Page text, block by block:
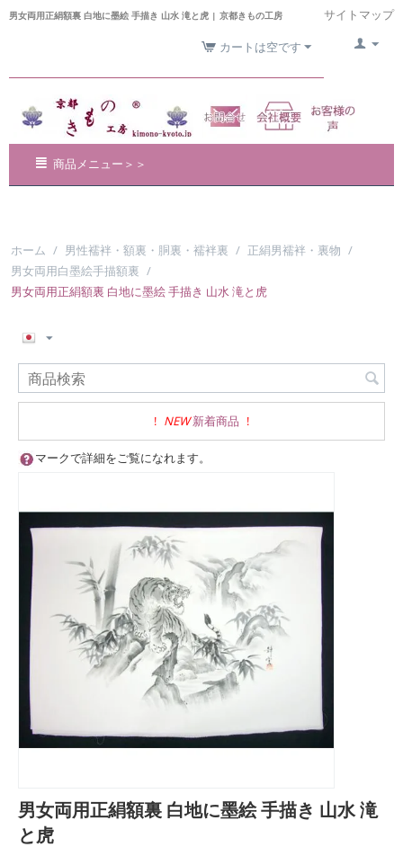
男女両用正絹額裏 白地に墨絵 手描き 山水 滝と虎 | 京都きもの工房
サイトマップ
カートは空です
商品メニュー＞＞
ホーム / 男性襦袢・額裏・胴裏・襦袢裏 / 正絹男襦袢・裏物 /
男女両用白墨絵手描額裏 /
男女両用正絹額裏 白地に墨絵 手描き 山水 滝と虎
! NEW 新着商品 !
マークで詳細をご覧になれます。
男女両用正絹額裏 白地に墨絵 手描き 山水 滝
と虎